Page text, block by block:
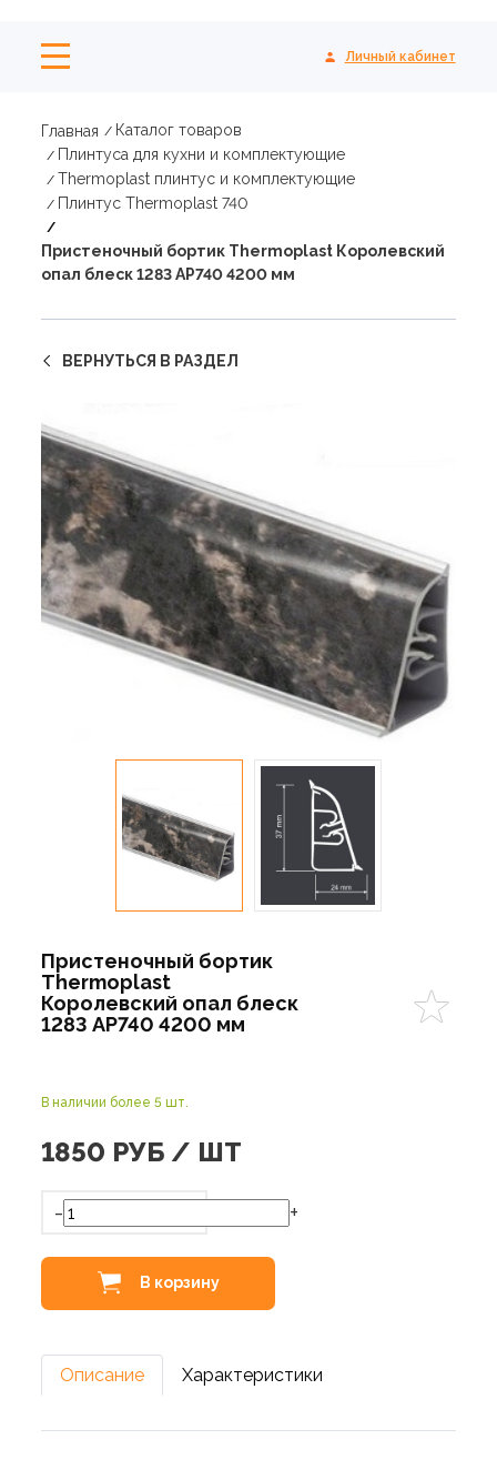
Личный кабинет
Главная
Каталог товаров
Плинтуса для кухни и комплектующие
Thermoplast плинтус и комплектующие
Плинтус Thermoplast 740
Пристеночный бортик Thermoplast Королевский
опал блеск 1283 AP740 4200 мм
ВЕРНУТЬСЯ В РАЗДЕЛ
Пристеночный бортик
Thermoplast
Королевский опал блеск
1283 AP740 4200 мм
В наличии более 5 шт.
1850 РУБ / ШТ
- +
В корзину
Описание Характеристики